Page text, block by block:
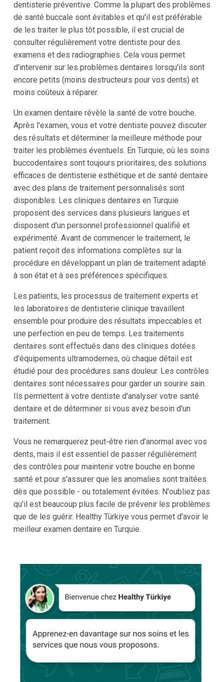
dentisterie préventive. Comme la plupart des problèmes
de santé buccale sont évitables et qu'il est préférable
de les traiter le plus tôt possible, il est crucial de
consulter régulièrement votre dentiste pour des
examens et des radiographies. Cela vous permet
d'intervenir sur les problèmes dentaires lorsqu'ils sont
encore petits (moins destructeurs pour vos dents) et
moins coûteux à réparer.
Un examen dentaire révèle la santé de votre bouche.
Après l'examen, vous et votre dentiste pouvez discuter
des résultats et déterminer la meilleure méthode pour
traiter les problèmes éventuels. En Turquie, où les soins
buccodentaires sont toujours prioritaires, des solutions
efficaces de dentisterie esthétique et de santé dentaire
avec des plans de traitement personnalisés sont
disponibles. Les cliniques dentaires en Turquie
proposent des services dans plusieurs langues et
disposent d'un personnel professionnel qualifié et
expérimenté. Avant de commencer le traitement, le
patient reçoit des informations complètes sur la
procédure en développant un plan de traitement adapté
à son état et à ses préférences spécifiques.
Les patients, les processus de traitement experts et
les laboratoires de dentisterie clinique travaillent
ensemble pour produire des résultats impeccables et
une perfection en peu de temps. Les traitements
dentaires sont effectués dans des cliniques dotées
d'équipements ultramodernes, où chaque détail est
étudié pour des procédures sans douleur. Les contrôles
dentaires sont nécessaires pour garder un sourire sain.
Ils permettent à votre dentiste d'analyser votre santé
dentaire et de déterminer si vous avez besoin d'un
traitement.
Vous ne remarquerez peut-être rien d'anormal avec vos
dents, mais il est essentiel de passer régulièrement
des contrôles pour maintenir votre bouche en bonne
santé et pour s'assurer que les anomalies sont traitées
dès que possible - ou totalement évitées. N'oubliez pas
qu'il est beaucoup plus facile de prévenir les problèmes
que de les guérir. Healthy Türkiye vous permet d'avoir le
meilleur examen dentaire en Turquie.